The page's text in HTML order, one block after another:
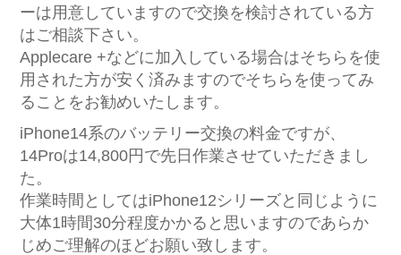
ーは用意していますので交換を検討されている方
はご相談下さい。
Applecare +などに加入している場合はそちらを使
用された方が安く済みますのでそちらを使ってみ
ることをお勧めいたします。
iPhone14系のバッテリー交換の料金ですが、
14Proは14,800円で先日作業させていただきまし
た。
作業時間としてはiPhone12シリーズと同じように
大体1時間30分程度かかると思いますのであらか
じめご理解のほどお願い致します。